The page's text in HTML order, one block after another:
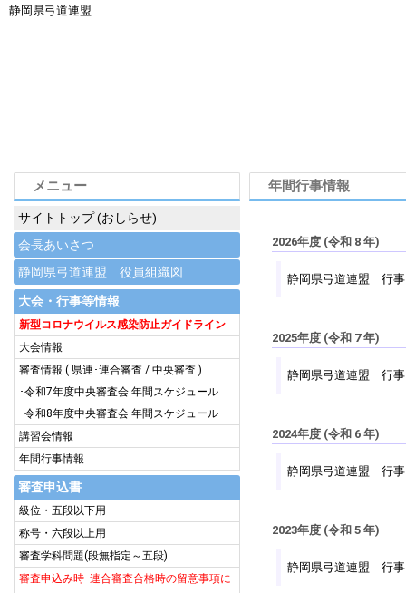
静岡県弓道連盟
メニュー
サイトトップ (おしらせ)
会長あいさつ
静岡県弓道連盟 役員組織図
大会・行事等情報
新型コロナウイルス感染防止ガイドライン
大会情報
審査情報 ( 県連･連合審査 / 中央審査 )
･令和7年度中央審査会 年間スケジュール
･令和8年度中央審査会 年間スケジュール
講習会情報
年間行事情報
審査申込書
級位・五段以下用
称号・六段以上用
審査学科問題(段無指定～五段)
審査申込み時･連合審査合格時の留意事項に
年間行事情報
2026年度 (令和 8 年)
静岡県弓道連盟 行事
2025年度 (令和 7 年)
静岡県弓道連盟 行事
2024年度 (令和 6 年)
静岡県弓道連盟 行事
2023年度 (令和 5 年)
静岡県弓道連盟 行事